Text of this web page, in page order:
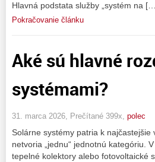
Hlavná podstata služby „systém na
Pokračovanie článku
Aké sú hlavné
systémami?
31. marca 2026, Prečítané 399x, polec
Solárne systémy patria k
netvoria „jednu“ jednotnú kategóriu.
tepelné kolektory alebo fotovoltaické